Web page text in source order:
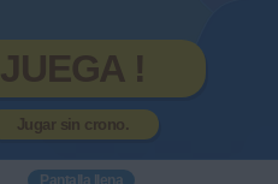
JUEGA !
Jugar sin crono.